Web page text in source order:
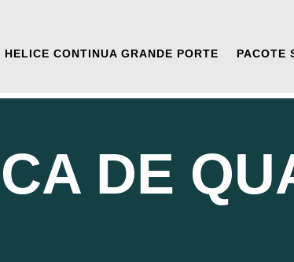
HELICE CONTINUA GRANDE PORTE PACOTE
DE